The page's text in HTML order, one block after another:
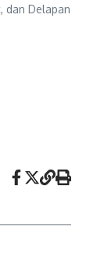
dan Delapan